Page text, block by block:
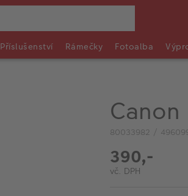
Příslušenství Rámečky Fotoalba
80033982 /
390,-
vč. DPH